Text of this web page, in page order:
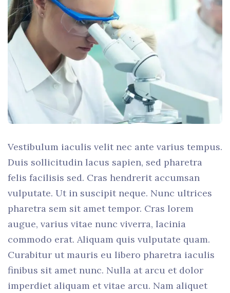
Vestibulum iaculis velit nec ante varius tempus.
Duis sollicitudin lacus sapien, sed pharetra
felis facilisis sed. Cras hendrerit accumsan
vulputate. Ut in suscipit neque. Nunc ultrices
pharetra sem sit amet tempor. Cras lorem
augue, varius vitae nunc viverra, lacinia
commodo erat. Aliquam quis vulputate quam.
Curabitur ut mauris eu libero pharetra iaculis
finibus sit amet nunc. Nulla at arcu et dolor
imperdiet aliquam et vitae arcu. Nam aliquet